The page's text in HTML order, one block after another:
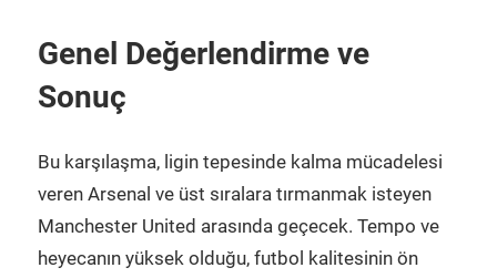
Genel Değerlendirme ve
Sonuç
Bu karşılaşma, ligin tepesinde kalma mücadelesi
veren Arsenal ve üst sıralara tırmanmak isteyen
Manchester United arasında geçecek. Tempo ve
heyecanın yüksek olduğu, futbol kalitesinin ön